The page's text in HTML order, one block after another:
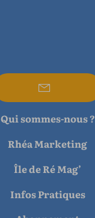
Qui sommes-nous ?
Rhéa Marketing
Île de Ré Mag’
Infos Pratiques